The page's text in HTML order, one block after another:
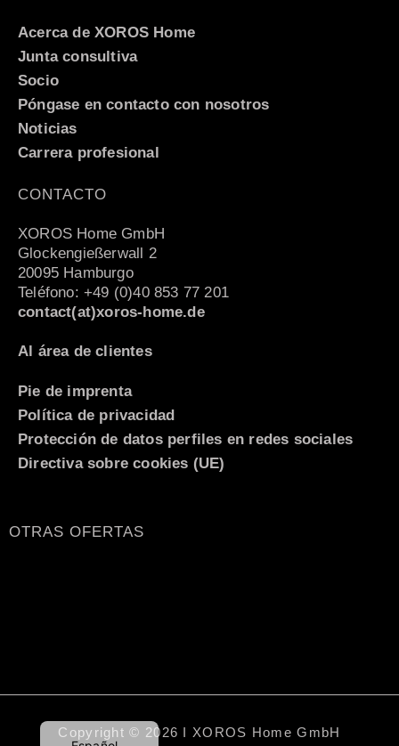
Acerca de XOROS Home
Junta consultiva
Socio
Póngase en contacto con nosotros
Noticias
Carrera profesional
CONTACTO
XOROS Home GmbH
Glockengießerwall 2
20095 Hamburgo
Teléfono: +49 (0)40 853 77 201
contact(at)xoros-home.de
Al área de clientes
Pie de imprenta
Política de privacidad
Protección de datos perfiles en redes sociales
Directiva sobre cookies (UE)
OTRAS OFERTAS
Copyright © 2026 I XOROS Home GmbH